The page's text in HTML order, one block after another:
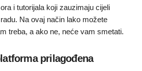
i tutorijala koji zauzimaju cijeli
Na ovaj način lako možete
treba, a ako ne, neće vam smetati.
prilagođena